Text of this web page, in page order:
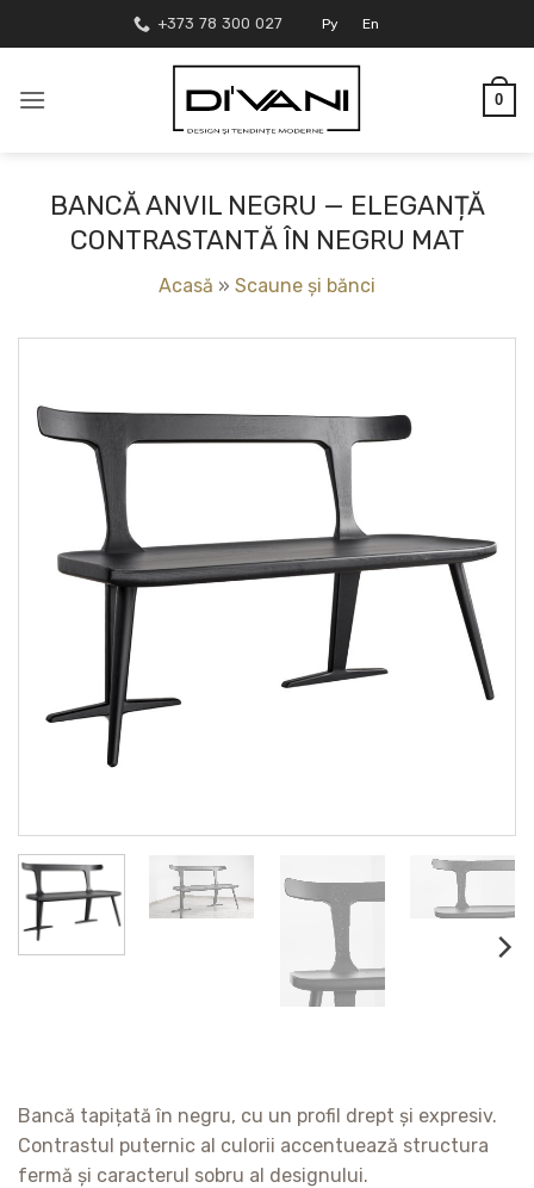
to
+373 78 300 027 Ру En
0
BANCĂ ANVIL NEGRU — ELEGANȚĂ
CONTRASTANTĂ ÎN NEGRU MAT
Acasă » Scaune și bănci
Bancă tapițată în negru, cu un profil drept și expresiv.
Contrastul puternic al culorii accentuează structura
fermă și caracterul sobru al designului.